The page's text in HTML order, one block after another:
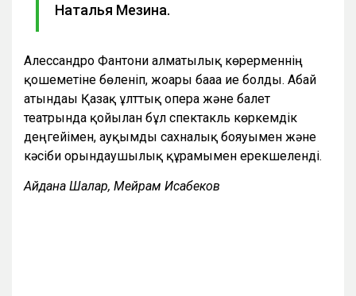
Наталья Мезина.
Алессандро Фантони алматылық көрерменнің
қошеметіне бөленіп, жоғары бағаға ие болды. Абай
атындағы Қазақ ұлттық опера және балет
театрында қойылған бұл спектакль көркемдік
деңгейімен, ауқымды сахналық бояуымен және
кәсіби орындаушылық құрамымен ерекшеленді.
Айдана Шалқар, Мейрам Исабеков